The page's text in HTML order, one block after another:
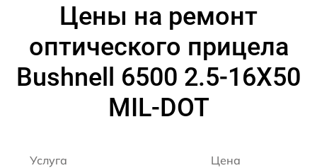
Цены на ремонт
оптического прицела
Bushnell 6500 2.5-16X50
MIL-DOT
Услуга Цена